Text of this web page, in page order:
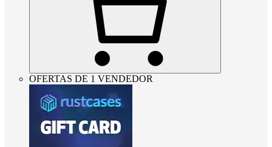
OFERTAS DE 1 VENDEDOR